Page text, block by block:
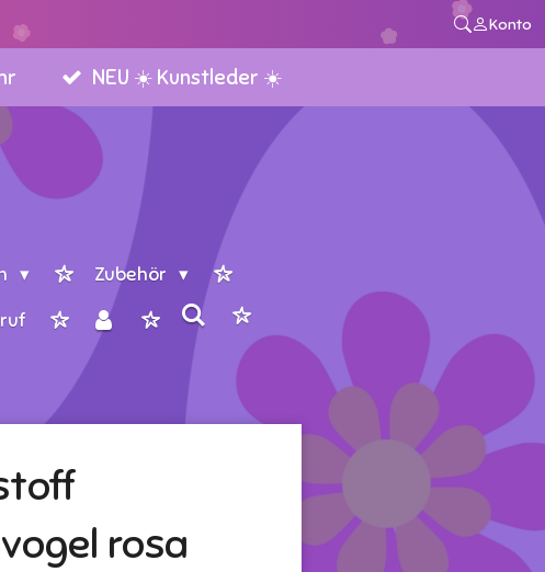
Konto
NEU ☀️ Kunstleder ☀️
Zubehör
rosa